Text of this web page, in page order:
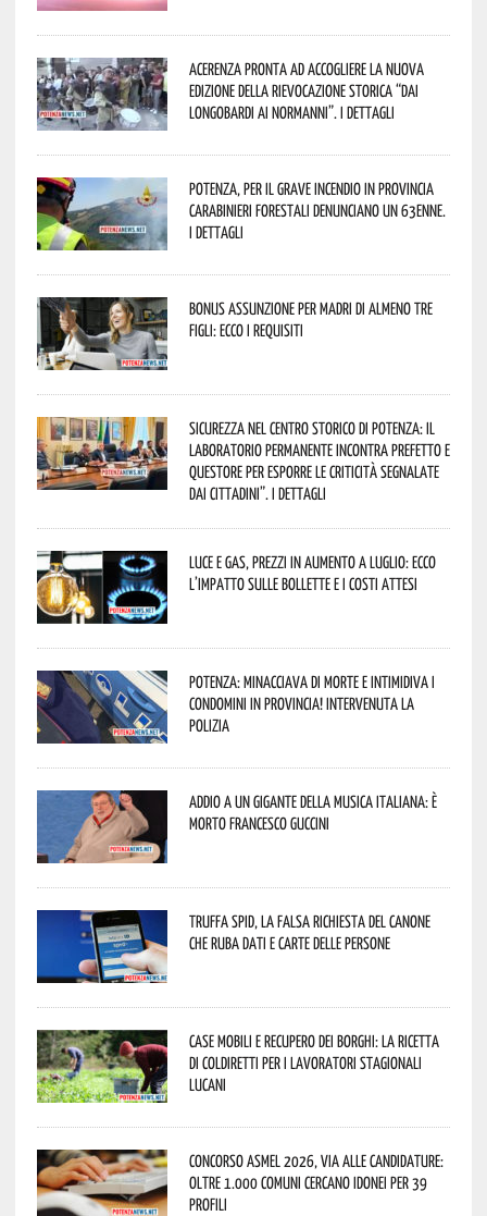
Acerenza pronta ad accogliere la nuova
edizione della rievocazione storica “Dai
Longobardi ai Normanni”. I dettagli
Potenza, per il grave incendio in Provincia
Carabinieri forestali denunciano un 63enne.
I dettagli
Bonus assunzione per madri di almeno tre
figli: ecco i requisiti
Sicurezza nel Centro Storico di Potenza: il
Laboratorio Permanente incontra Prefetto e
Questore per esporre le criticità segnalate
dai cittadini”. I dettagli
Luce e gas, prezzi in aumento a luglio: ecco
l’impatto sulle bollette e i costi attesi
Potenza: minacciava di morte e intimidiva i
condomini in provincia! Intervenuta la
Polizia
Addio a un gigante della musica italiana: è
morto Francesco Guccini
Truffa Spid, la falsa richiesta del canone
che ruba dati e carte delle persone
Case mobili e recupero dei borghi: la ricetta
di Coldiretti per i lavoratori stagionali
lucani
Concorso Asmel 2026, via alle candidature:
oltre 1.000 Comuni cercano idonei per 39
profili